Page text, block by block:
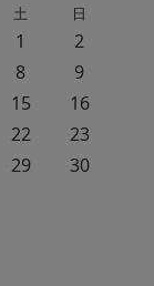
土 日
1
2
8
9
15
16
22
23
29
30